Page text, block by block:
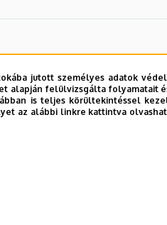
jutott személyes adatok
alapján felülvizsgálta folyamatait
is teljes körültekintéssel
az alábbi linkre kattintva